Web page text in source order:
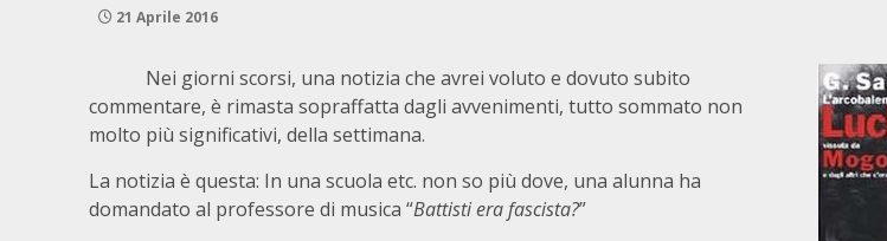
21 Aprile 2016
Nei giorni scorsi, una notizia che avrei voluto e dovuto subito
commentare, è rimasta sopraffatta dagli avvenimenti, tutto sommato non
molto più significativi, della settimana.
La notizia è questa: In una scuola etc. non so più dove, una alunna ha
domandato al professore di musica “Battisti era fascista?”